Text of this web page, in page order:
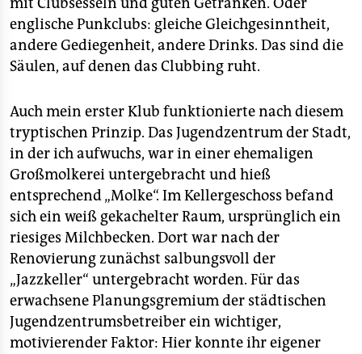
englische Punkclubs: gleiche Gleichgesinntheit,
andere Gediegenheit, andere Drinks. Das sind die
Säulen, auf denen das Clubbing ruht.
Auch mein erster Klub funktionierte nach diesem
tryptischen Prinzip. Das Jugendzentrum der Stadt,
in der ich aufwuchs, war in einer ehemaligen
Großmolkerei untergebracht und hieß
entsprechend „Molke“. Im Kellergeschoss befand
sich ein weiß gekachelter Raum, ursprünglich ein
riesiges Milchbecken. Dort war nach der
Renovierung zunächst salbungsvoll der
„Jazzkeller“ untergebracht worden. Für das
erwachsene Planungsgremium der städtischen
Jugendzentrumsbetreiber ein wichtiger,
motivierender Faktor: Hier konnte ihr eigener